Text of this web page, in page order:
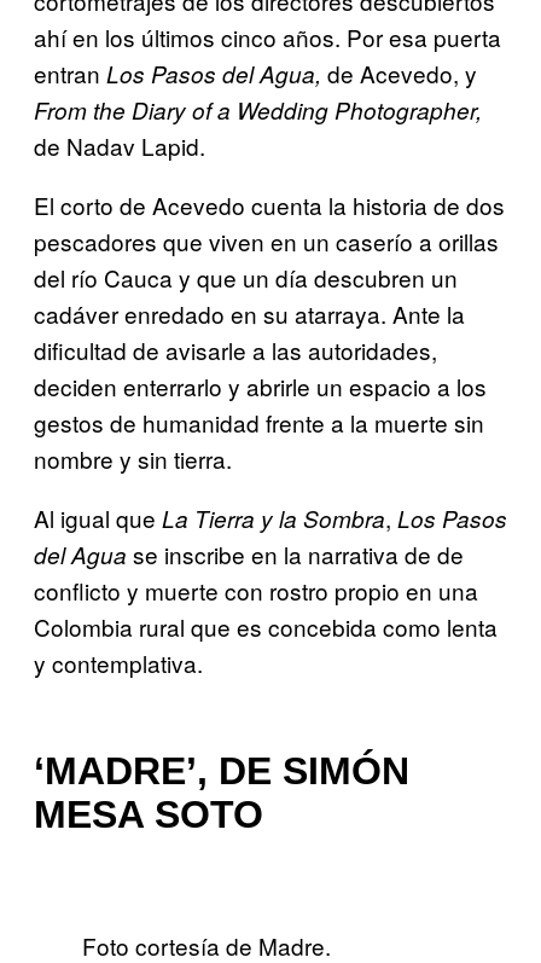
ahí en los últimos cinco años. Por esa puerta
entran Los Pasos del Agua, de Acevedo, y
From the Diary of a Wedding Photographer,
de Nadav Lapid.
El corto de Acevedo cuenta la historia de dos
pescadores que viven en un caserío a orillas
del río Cauca y que un día descubren un
cadáver enredado en su atarraya. Ante la
dificultad de avisarle a las autoridades,
deciden enterrarlo y abrirle un espacio a los
gestos de humanidad frente a la muerte sin
nombre y sin tierra.
Al igual que La Tierra y la Sombra, Los Pasos
del Agua se inscribe en la narrativa de de
conflicto y muerte con rostro propio en una
Colombia rural que es concebida como lenta
y contemplativa.
‘MADRE’, DE SIMÓN
MESA SOTO
Foto cortesía de Madre.